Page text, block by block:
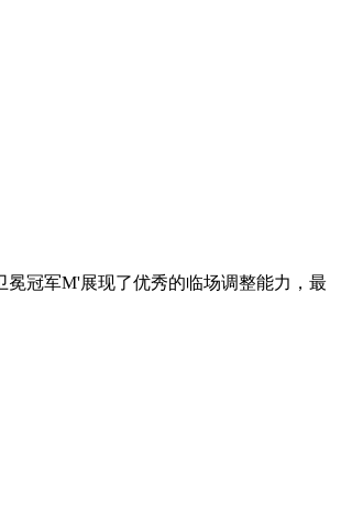
冠军M'展现了优秀的临场调整能力，最